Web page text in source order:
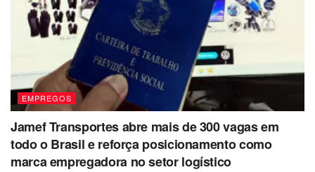
EMPREGOS
Jamef Transportes abre mais de 300 vagas em
todo o Brasil e reforça posicionamento como
marca empregadora no setor logístico